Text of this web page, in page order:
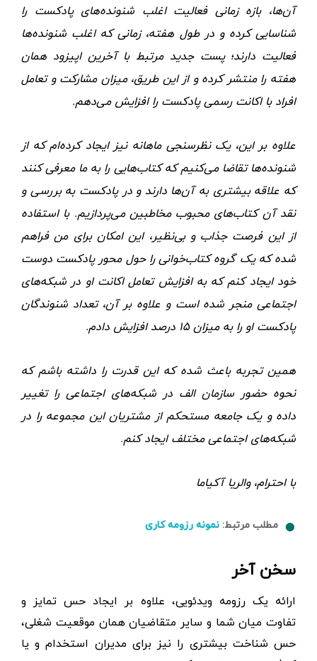
آن‌ها، بازه زمانی فعالیت اغلب شنونده‌های پادکست را
شناسایی کرده و در طول هفته، زمانی که اغلب شنونده‌ها
فعالیت دارند؛ پست جدید مرتبط با آخرین اپیزود همان
هفته را منتشر کرده و از این طریق، میزان مشارکت و تعامل
افراد با اکانت رسمی پادکست را افزایش می‌دهم.
علاوه بر این، یک نظرسنجی ماهانه نیز ایجاد کرده‌ام که از
شنونده‌ها تقاضا می‌کنیم که کتاب‌هایی را به ما معرفی کنند
که علاقه بیشتری به آن‌ها دارند و در پادکست به بررسی و
نقد آن کتاب‌های محبوب مخاطبین می‌پردازیم. با استفاده
از این فرصت جذاب و بی‌نظیر، این امکان برای من فراهم
شده که یک گروه کتاب‌خوانی را حول محور پادکست دوست
خود ایجاد کنم که به افزایش تعامل اکانت او در شبکه‌های
اجتماعی منجر شده است و علاوه بر آن، تعداد شنوندگان
پادکست او را به میزان ۱۵ درصد افزایش دادم.
همین تجربه باعث شده که این قدرت را داشته باشم که
نحوه حضور سازمان الف در شبکه‌های اجتماعی را تغییر
داده و یک جامعه مستحکم از مشتریان این مجموعه را در
شبکه‌های اجتماعی مختلف ایجاد کنم.
با احترام، والریا آکیاما
مطلب مرتبط: نمونه رزومه کاری
سخن آخر
ارائه یک رزومه ویدئویی، علاوه بر ایجاد حس تمایز و
تفاوت میان شما و سایر متقاضیان همان موقعیت شغلی،
حس شناخت بیشتری را نیز برای مدیران استخدام و یا